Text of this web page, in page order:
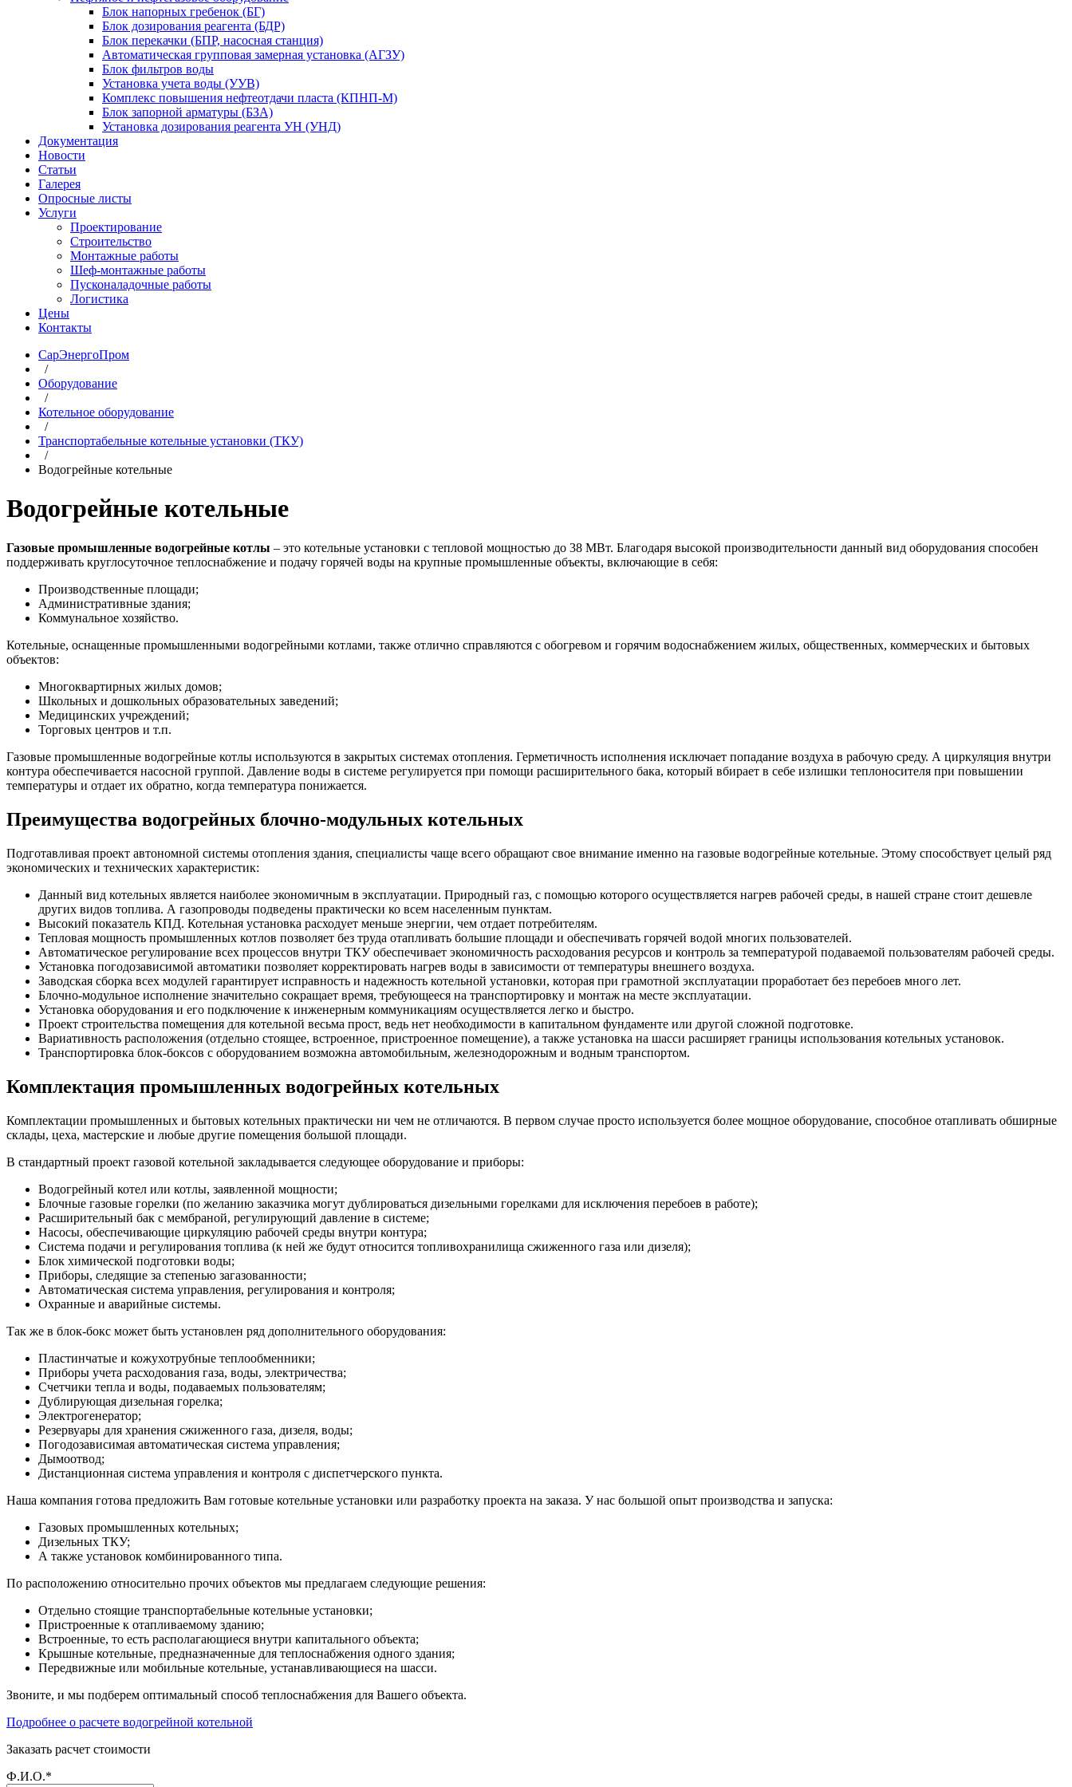
Блок напорных гребенок (БГ)
Блок дозирования реагента (БДР)
Блок перекачки (БПР, насосная станция)
Автоматическая групповая замерная установка (АГЗУ)
Блок фильтров воды
Установка учета воды (УУВ)
Комплекс повышения нефтеотдачи пласта (КПНП-М)
Блок запорной арматуры (БЗА)
Установка дозирования реагента УН (УНД)
Документация
Новости
Статьи
Галерея
Опросные листы
Услуги
Проектирование
Строительство
Монтажные работы
Шеф-монтажные работы
Пусконаладочные работы
Логистика
Цены
Контакты
СарЭнергоПром
/
Оборудование
/
Котельное оборудование
/
Транспортабельные котельные установки (ТКУ)
/
Водогрейные котельные
Водогрейные котельные
Газовые промышленные водогрейные котлы – это котельные установки с тепловой мощностью до 38 МВт. Благодаря высокой производительности данный вид оборудования способен
поддерживать круглосуточное теплоснабжение и подачу горячей воды на крупные промышленные объекты, включающие в себя:
Производственные площади;
Административные здания;
Коммунальное хозяйство.
Котельные, оснащенные промышленными водогрейными котлами, также отлично справляются с обогревом и горячим водоснабжением жилых, общественных, коммерческих и бытовых
объектов:
Многоквартирных жилых домов;
Школьных и дошкольных образовательных заведений;
Медицинских учреждений;
Торговых центров и т.п.
Газовые промышленные водогрейные котлы используются в закрытых системах отопления. Герметичность исполнения исключает попадание воздуха в рабочую среду. А циркуляция внутри
контура обеспечивается насосной группой. Давление воды в системе регулируется при помощи расширительного бака, который вбирает в себе излишки теплоносителя при повышении
температуры и отдает их обратно, когда температура понижается.
Преимущества водогрейных блочно-модульных котельных
Подготавливая проект автономной системы отопления здания, специалисты чаще всего обращают свое внимание именно на газовые водогрейные котельные. Этому способствует целый ряд
экономических и технических характеристик:
Данный вид котельных является наиболее экономичным в эксплуатации. Природный газ, с помощью которого осуществляется нагрев рабочей среды, в нашей стране стоит дешевле
других видов топлива. А газопроводы подведены практически ко всем населенным пунктам.
Высокий показатель КПД. Котельная установка расходует меньше энергии, чем отдает потребителям.
Тепловая мощность промышленных котлов позволяет без труда отапливать большие площади и обеспечивать горячей водой многих пользователей.
Автоматическое регулирование всех процессов внутри ТКУ обеспечивает экономичность расходования ресурсов и контроль за температурой подаваемой пользователям рабочей среды.
Установка погодозависимой автоматики позволяет корректировать нагрев воды в зависимости от температуры внешнего воздуха.
Заводская сборка всех модулей гарантирует исправность и надежность котельной установки, которая при грамотной эксплуатации проработает без перебоев много лет.
Блочно-модульное исполнение значительно сокращает время, требующееся на транспортировку и монтаж на месте эксплуатации.
Установка оборудования и его подключение к инженерным коммуникациям осуществляется легко и быстро.
Проект строительства помещения для котельной весьма прост, ведь нет необходимости в капитальном фундаменте или другой сложной подготовке.
Вариативность расположения (отдельно стоящее, встроенное, пристроенное помещение), а также установка на шасси расширяет границы использования котельных установок.
Транспортировка блок-боксов с оборудованием возможна автомобильным, железнодорожным и водным транспортом.
Комплектация промышленных водогрейных котельных
Комплектации промышленных и бытовых котельных практически ни чем не отличаются. В первом случае просто используется более мощное оборудование, способное отапливать обширные
склады, цеха, мастерские и любые другие помещения большой площади.
В стандартный проект газовой котельной закладывается следующее оборудование и приборы:
Водогрейный котел или котлы, заявленной мощности;
Блочные газовые горелки (по желанию заказчика могут дублироваться дизельными горелками для исключения перебоев в работе);
Расширительный бак с мембраной, регулирующий давление в системе;
Насосы, обеспечивающие циркуляцию рабочей среды внутри контура;
Система подачи и регулирования топлива (к ней же будут относится топливохранилища сжиженного газа или дизеля);
Блок химической подготовки воды;
Приборы, следящие за степенью загазованности;
Автоматическая система управления, регулирования и контроля;
Охранные и аварийные системы.
Так же в блок-бокс может быть установлен ряд дополнительного оборудования:
Пластинчатые и кожухотрубные теплообменники;
Приборы учета расходования газа, воды, электричества;
Счетчики тепла и воды, подаваемых пользователям;
Дублирующая дизельная горелка;
Электрогенератор;
Резервуары для хранения сжиженного газа, дизеля, воды;
Погодозависимая автоматическая система управления;
Дымоотвод;
Дистанционная система управления и контроля с диспетчерского пункта.
Наша компания готова предложить Вам готовые котельные установки или разработку проекта на заказа. У нас большой опыт производства и запуска:
Газовых промышленных котельных;
Дизельных ТКУ;
А также установок комбинированного типа.
По расположению относительно прочих объектов мы предлагаем следующие решения:
Отдельно стоящие транспортабельные котельные установки;
Пристроенные к отапливаемому зданию;
Встроенные, то есть располагающиеся внутри капитального объекта;
Крышные котельные, предназначенные для теплоснабжения одного здания;
Передвижные или мобильные котельные, устанавливающиеся на шасси.
Звоните, и мы подберем оптимальный способ теплоснабжения для Вашего объекта.
Подробнее о расчете водогрейной котельной
Заказать расчет стоимости
Ф.И.О.*